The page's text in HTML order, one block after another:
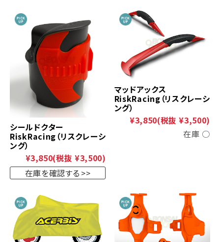
シールドクター
RiskRacing（リスクレーシ
ング）
¥3,850(税抜 ¥3,500)
在庫を確認する
マッドアックス
RiskRacing（リスクレーシ
ング）
¥3,850(税抜 ¥3,500)
在庫 ○